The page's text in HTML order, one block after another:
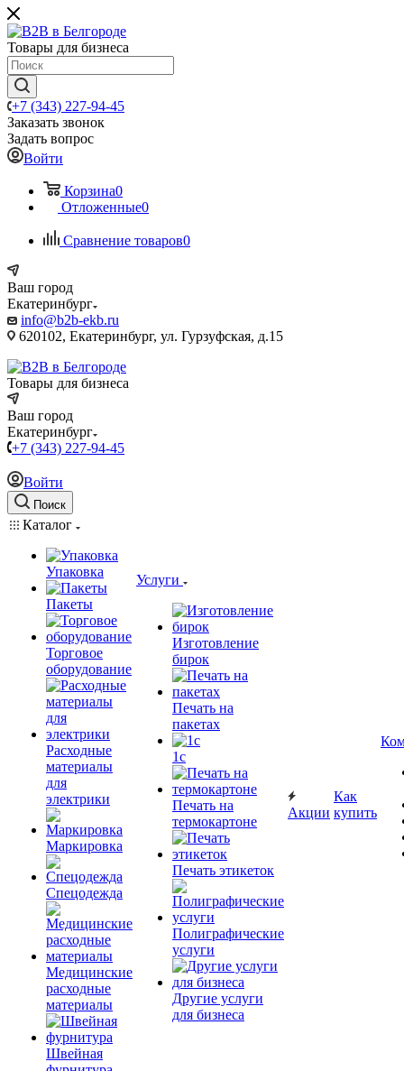
Товары для бизнеса
+7 (343) 227-94-45
Заказать звонок
Задать вопрос
Войти
Корзина0
Отложенные0
Сравнение товаров0
Ваш город
Екатеринбург
info@b2b-ekb.ru
620102, Екатеринбург, ул. Гурзуфская, д.15
Товары для бизнеса
Ваш город
Екатеринбург
+7 (343) 227-94-45
Войти
Поиск
Каталог
Упаковка
Пакеты
Торговое
оборудование
Расходные
материалы
для
электрики
Маркировка
Спецодежда
Медицинские
расходные
материалы
Швейная
Услуги
Изготовление
бирок
Печать на
пакетах
1c
Печать на
термокартоне
Печать этикеток
Полиграфические
услуги
Другие услуги
для бизнеса
Акции
Как
купить